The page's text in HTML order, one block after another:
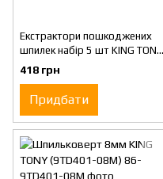
Екстрактори пошкоджених
шпилек набір 5 шт KING TONY
(11205SQ)
418 грн
Придбати